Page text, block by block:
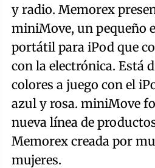
y radio. Memorex
miniMove, un pequeño
portátil para iPod que
con la electrónica. Está
colores a juego con el
azul y rosa. miniMove
nueva línea de
Memorex creada por
mujeres.